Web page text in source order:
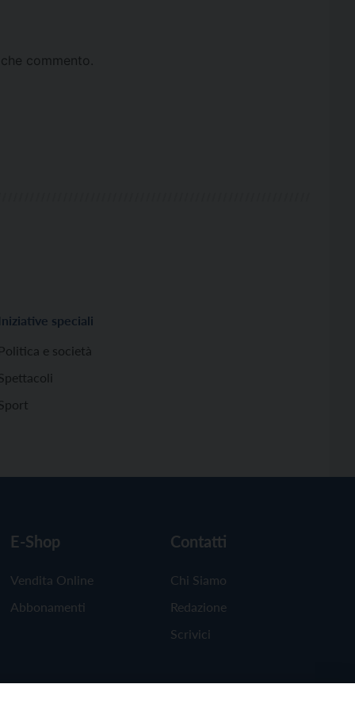
commento.
Iniziative speciali
Politica e società
E-Shop
Vendita Online
Abbonamenti
Contatti
Chi Siamo
Redazione
Scrivici